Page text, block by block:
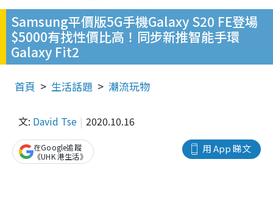
Samsung平價版5G手機Galaxy S20 FE登場
$5000有找性價比高！同步新推智能手環
Galaxy Fit2
首頁 生活話題 潮流玩物
文: David Tse 2020.10.16
用 App 睇文
在Google追蹤
《UHK 港生活》